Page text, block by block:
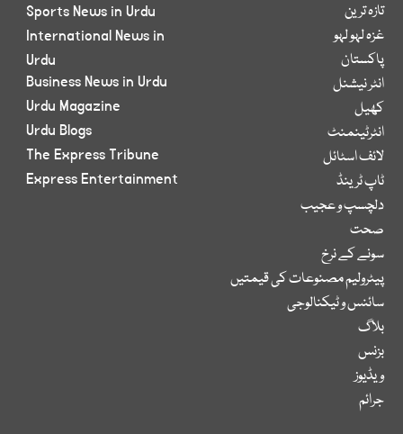
تازہ ترین
غزہ لہو لہو
پاکستان
انٹر نیشنل
کھیل
انٹرٹینمنٹ
لائف اسٹائل
ٹاپ ٹرینڈ
دلچسپ و عجیب
صحت
سونے کے نرخ
پیٹرولیم مصنوعات کی قیمتیں
سائنس و ٹیکنالوجی
بلاگ
بزنس
ویڈیوز
جرائم
Sports News in Urdu
International News in
Urdu
Business News in Urdu
Urdu Magazine
Urdu Blogs
The Express Tribune
Express Entertainment